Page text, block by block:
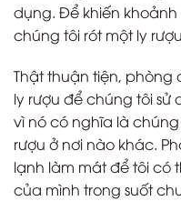
dụng. Để khiến
chúng tôi rót một ly
Thật thuận tiện,
ly rượu để chúng tôi
vì nó có nghĩa là
rượu ở nơi nào khác.
lạnh làm mát để tôi có
của mình trong suốt